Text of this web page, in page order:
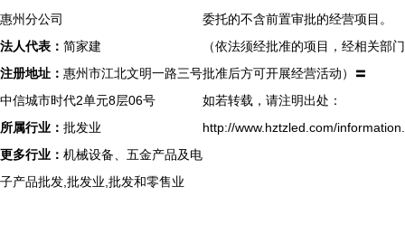
惠州分公司
法人代表： 简家建
注册地址： 惠州市江北文明一路三号
中信城市时代2单元8层06号
所属行业： 批发业
更多行业： 机械设备、五金产品及电
子产品批发,批发业,批发和零售业
委托的不含前置审批的经营项目。
（依法须经批准的项目，经相关部门
批准后方可开展经营活动）〓
如若转载，请注明出处：
http://www.hztzled.com/